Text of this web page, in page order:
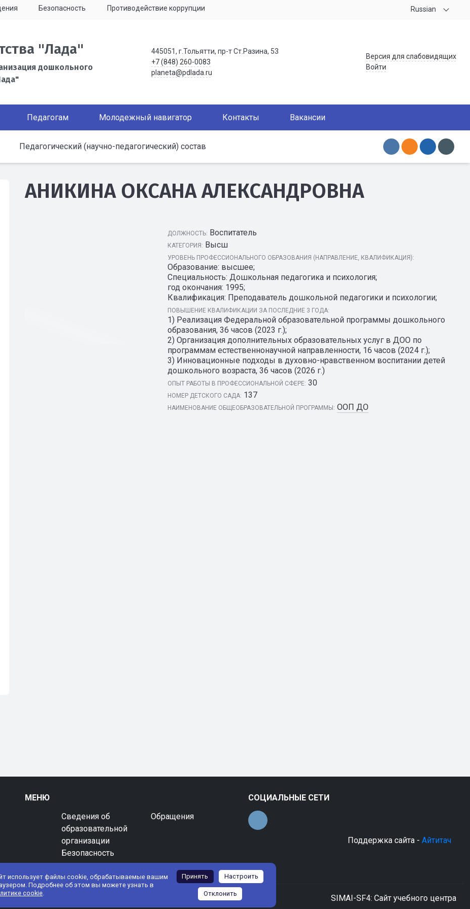
использует файлы cookie, обрабатываемые вашим
Подробнее об этом вы можете узнать в
cookie
Принять Настроить
Отклонить
Безопасность Противодействие коррупции Russian
"Лада"
дошкольного
445051, г.Тольятти, пр-т Ст.Разина, 53
+7 (848) 260-0083
planeta@pdlada.ru
Версия для слабовидящих
Войти
Педагогам Молодежный навигатор Контакты Вакансии
Педагогический (научно-педагогический) состав
АНИКИНА ОКСАНА АЛЕКСАНДРОВНА
ДОЛЖНОСТЬ: Воспитатель
КАТЕГОРИЯ: Высш
УРОВЕНЬ ПРОФЕССИОНАЛЬНОГО ОБРАЗОВАНИЯ (НАПРАВЛЕНИЕ, КВАЛИФИКАЦИЯ):
Образование: высшее;
Специальность: Дошкольная педагогика и психология;
год окончания: 1995;
Квалификация: Преподаватель дошкольной педагогики и психологии;
ПОВЫШЕНИЕ КВАЛИФИКАЦИИ ЗА ПОСЛЕДНИЕ 3 ГОДА:
1) Реализация Федеральной образовательной программы дошкольного
образования, 36 часов (2023 г.);
2) Организация дополнительных образовательных услуг в ДОО по
программам естественнонаучной направленности, 16 часов (2024 г.);
3) Инновационные подходы в духовно-нравственном воспитании детей
дошкольного возраста, 36 часов (2026 г.)
ОПЫТ РАБОТЫ В ПРОФЕССИОНАЛЬНОЙ СФЕРЕ: 30
НОМЕР ДЕТСКОГО САДА: 137
НАИМЕНОВАНИЕ ОБЩЕОБРАЗОВАТЕЛЬНОЙ ПРОГРАММЫ: ООП ДО
МЕНЮ
Сведения об
образовательной
организации
Обращения
Безопасность
СОЦИАЛЬНЫЕ СЕТИ
Поддержка сайта - Айтитач
SIMAI-SF4: Сайт учебного центра